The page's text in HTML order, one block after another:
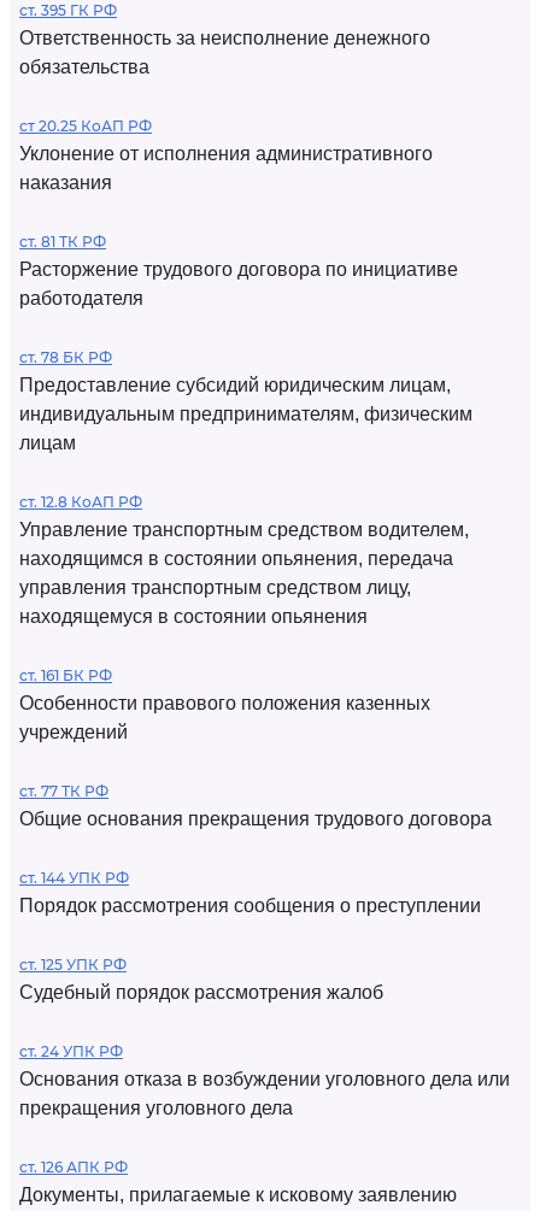
ст. 395 ГК РФ
Ответственность за неисполнение денежного
обязательства
ст 20.25 КоАП РФ
Уклонение от исполнения административного
наказания
ст. 81 ТК РФ
Расторжение трудового договора по инициативе
работодателя
ст. 78 БК РФ
Предоставление субсидий юридическим лицам,
индивидуальным предпринимателям, физическим
лицам
ст. 12.8 КоАП РФ
Управление транспортным средством водителем,
находящимся в состоянии опьянения, передача
управления транспортным средством лицу,
находящемуся в состоянии опьянения
ст. 161 БК РФ
Особенности правового положения казенных
учреждений
ст. 77 ТК РФ
Общие основания прекращения трудового договора
ст. 144 УПК РФ
Порядок рассмотрения сообщения о преступлении
ст. 125 УПК РФ
Судебный порядок рассмотрения жалоб
ст. 24 УПК РФ
Основания отказа в возбуждении уголовного дела или
прекращения уголовного дела
ст. 126 АПК РФ
Документы, прилагаемые к исковому заявлению